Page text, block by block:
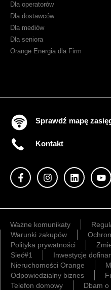
Dla operatorów
Dla dostawców
Dla mediów
Dla seniora
Orange Energia dla Firm
Sprawdź mapę
Kontakt
Ważne komunikaty
Warunki zakupów
Polityka prywatności
Sieć#1
Inwestycje
Nieruchomości Orange
Odpowiedzialny biznes
Telefon domowy
Dbam o